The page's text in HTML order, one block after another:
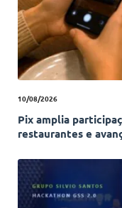
10/08/2026
Pix amplia
restaurantes e